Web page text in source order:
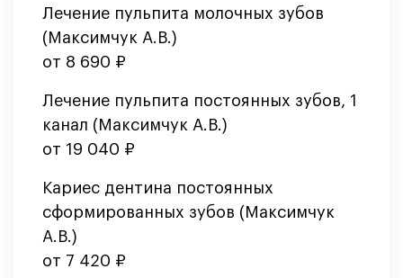
Лечение пульпита молочных зубов
(Максимчук А.В.)
от 8 690 ₽
Лечение пульпита постоянных зубов, 1
канал (Максимчук А.В.)
от 19 040 ₽
Кариес дентина постоянных
сформированных зубов (Максимчук
А.В.)
от 7 420 ₽